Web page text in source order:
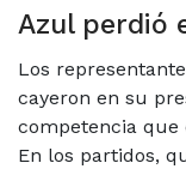
Azul perdió
Los
cayeron en su
competencia que
En los partidos,